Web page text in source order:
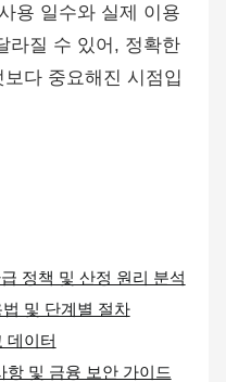
용 일수와 실제 이용
라질 수 있어, 정확한
다 중요해진 시점입
정책 및 산정 원리 분석
및 단계별 절차
데이터
항 및 금융 보안 가이드